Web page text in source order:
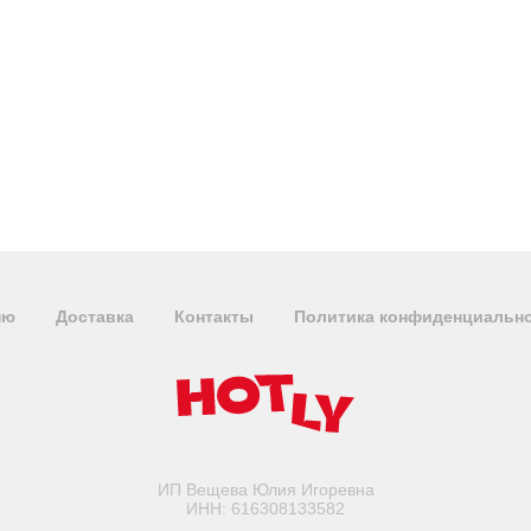
Доставка Контакты Политика
ИП Вещева Юлия Игоревна
ИНН: 616308133582